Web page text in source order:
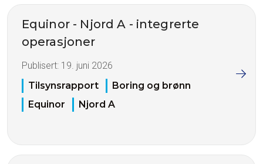
Equinor - Njord A - integrerte
operasjoner
Publisert: 19. juni 2026
Tilsynsrapport
Boring og brønn
Equinor
Njord A